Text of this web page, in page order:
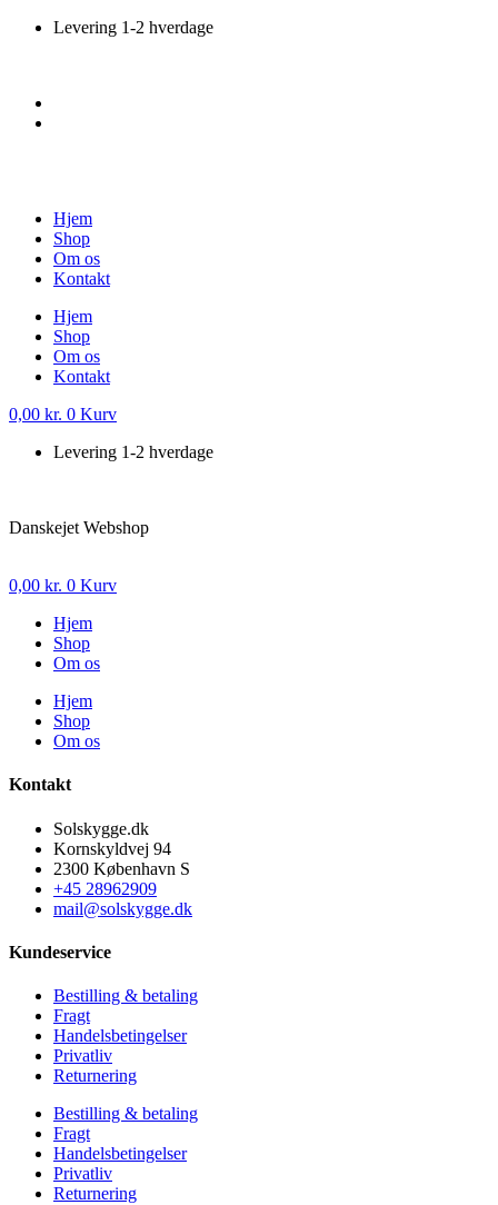
VidereLevering 1-2 hverdage
Hjem
Shop
Om os
Kontakt
Hjem
Shop
Om os
Kontakt
0,00 kr. 0 Kurv
Levering 1-2 hverdage
Danskejet Webshop
0,00 kr. 0 Kurv
Hjem
Shop
Om os
Hjem
Shop
Om os
Kontakt
Solskygge.dk
Kornskyldvej 94
2300 København S
+45 28962909
mail@solskygge.dk
Kundeservice
Bestilling & betaling
Fragt
Handelsbetingelser
Privatliv
Returnering
Bestilling & betaling
Fragt
Handelsbetingelser
Privatliv
Returnering